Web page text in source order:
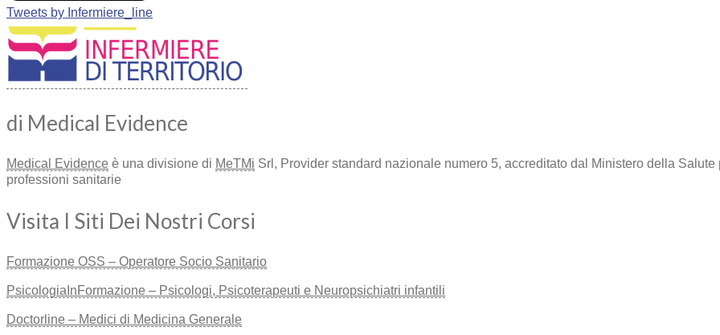
Tweets by Infermiere_line
di Medical Evidence
Medical Evidence è una divisione di MeTMi Srl, Provider standard nazionale numero 5, accreditato dal Ministero della
professioni sanitarie
Visita I Siti Dei Nostri Corsi
Formazione OSS – Operatore Socio Sanitario
PsicologiaInFormazione – Psicologi, Psicoterapeuti e Neuropsichiatri infantili
Doctorline – Medici di Medicina Generale